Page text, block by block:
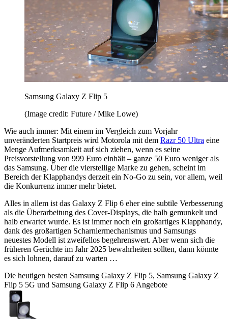
Samsung Galaxy Z Flip 5
(Image credit: Future / Mike Lowe)
Wie auch immer: Mit einem im Vergleich zum Vorjahr
unveränderten Startpreis wird Motorola mit dem Razr 50 Ultra eine
Menge Aufmerksamkeit auf sich ziehen, wenn es seine
Preisvorstellung von 999 Euro einhält – ganze 50 Euro weniger als
das Samsung. Über die vierstellige Marke zu gehen, scheint im
Bereich der Klapphandys derzeit ein No-Go zu sein, vor allem, weil
die Konkurrenz immer mehr bietet.
Alles in allem ist das Galaxy Z Flip 6 eher eine subtile Verbesserung
als die Überarbeitung des Cover-Displays, die halb gemunkelt und
halb erwartet wurde. Es ist immer noch ein großartiges Klapphandy,
dank des großartigen Scharniermechanismus und Samsungs
neuestes Modell ist zweifellos begehrenswert. Aber wenn sich die
früheren Gerüchte im Jahr 2025 bewahrheiten sollten, dann könnte
es sich lohnen, darauf zu warten …
Die heutigen besten Samsung Galaxy Z Flip 5, Samsung Galaxy Z
Flip 5 5G und Samsung Galaxy Z Flip 6 Angebote